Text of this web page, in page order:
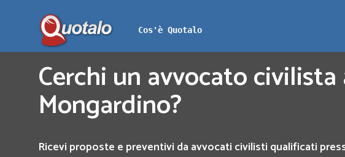
Cos'è Quotalo
Cerchi un avvocato civilista
Mongardino?
Ricevi proposte e preventivi da avvocati civilisti qualificati